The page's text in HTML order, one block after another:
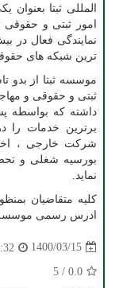
المللی ثبتا
ترین شبکه های
ثبتی و حقوقی و
برترین خدمات را
شرکت خارجی ، اخذ
بورسیه شغلی و
نماید.
کلیه متقاضیان
ادرس رسمی موسسه
1400/03/15
0.0
/
5